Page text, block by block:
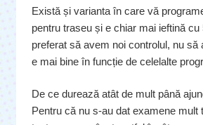
Există și varianta în care vă
pentru traseu și e chiar mai ieftină
preferat să avem noi controlul, nu să
e mai bine în funcție de celelalte
De ce durează atât de mult până
Pentru că nu s-au dat examene mult